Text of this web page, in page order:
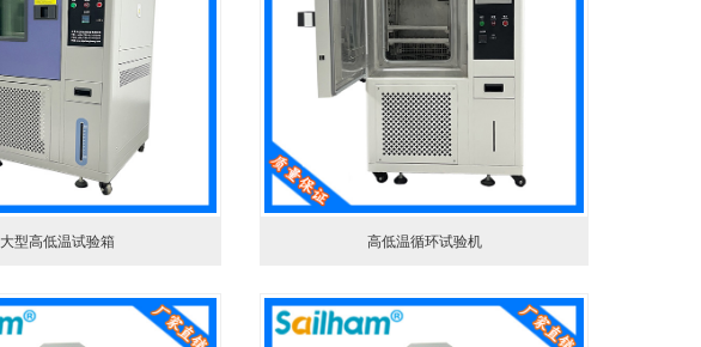
大型高低温试验箱 高低温循环试验机